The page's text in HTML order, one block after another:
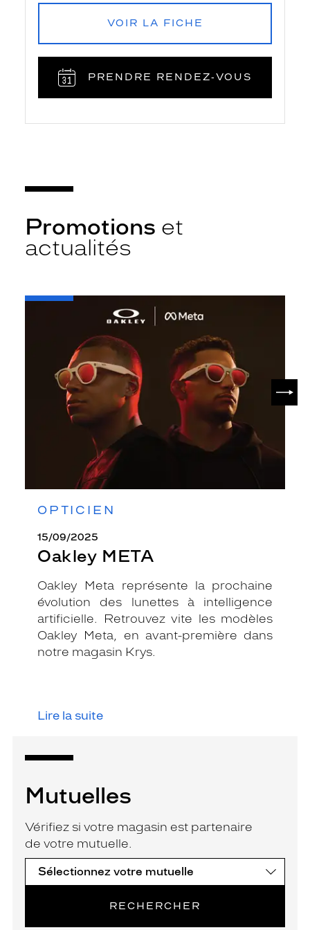
VOIR LA FICHE
PRENDRE RENDEZ‑VOUS
Promotions et
actualités
OPTICIEN
15/09/2025
Oakley META
Oakley Meta représente la prochaine
évolution des lunettes à intelligence
artificielle. Retrouvez vite les modèles
Oakley Meta, en avant-première dans
notre magasin Krys.
Lire la suite
-
Mutuelles
Vérifiez si votre magasin est partenaire
de votre mutuelle.
RECHERCHER